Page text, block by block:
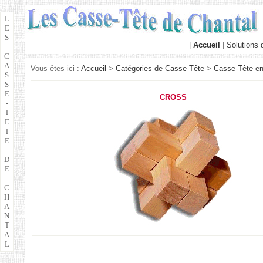
Accueil Solutions
Vous êtes ici : Accueil > Catégories de Casse-Tête> Casse-Tête
CROSS
L
E
S
C
A
S
S
E
-
T
E
T
E
D
E
C
H
A
N
T
A
L